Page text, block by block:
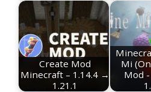
Create Mod
Minecraft – 1.14.4 →
1.21.1
Mi
Mod